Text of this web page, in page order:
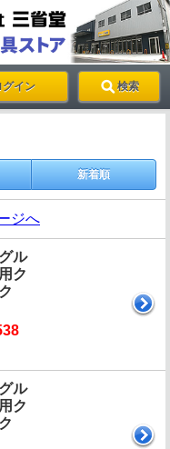
グイン 検索
新着順
ジへ
ル
ク
ク
ル
ク
ク